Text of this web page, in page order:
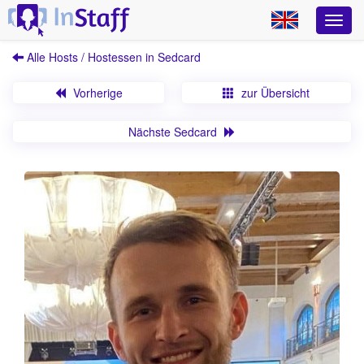
Alle Hosts / Hostessen in Sedcard
Vorherige zur Übersicht
Nächste Sedcard